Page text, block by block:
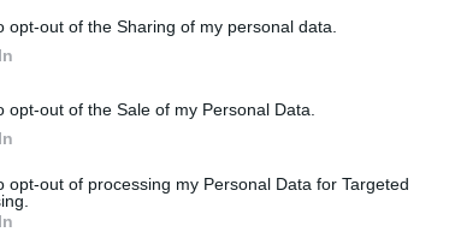
opt-out of the Sharing of my personal data.
opt-out of the Sale of my Personal Data.
opt-out of processing my Personal Data for Targeted